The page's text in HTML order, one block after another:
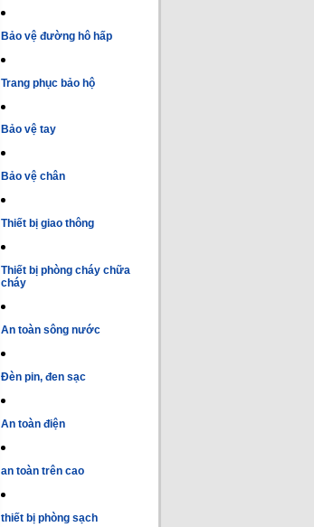
Bảo vệ đường hô hấp
Trang phục bảo hộ
Bảo vệ tay
Bảo vệ chân
Thiết bị giao thông
Thiết bị phòng cháy chữa
cháy
An toàn sông nước
Đèn pin, đen sạc
An toàn điện
an toàn trên cao
thiết bị phòng sạch